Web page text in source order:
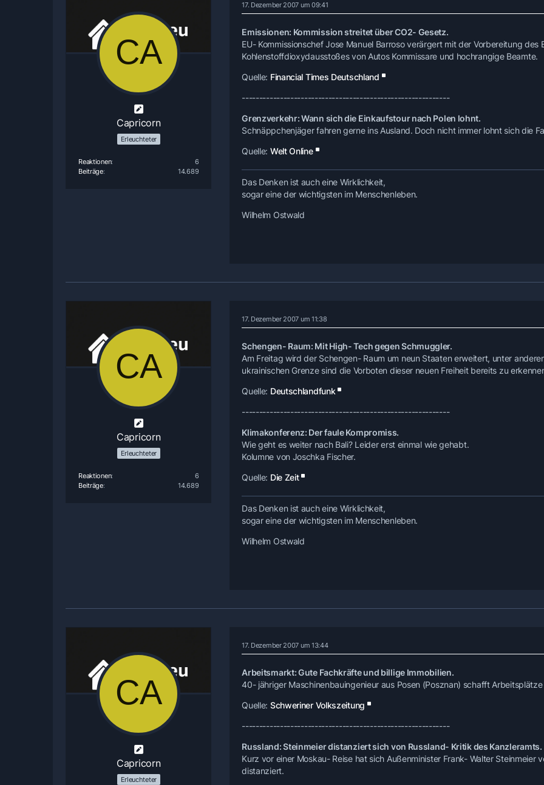
Capricorn
Erleuchteter
Reaktionen
6
Beiträge
14.689
17. Dezember 2007 um 09:41
Emissionen: Kommission streitet über CO2- Gesetz.
EU- Kommissionschef Jose Manuel Barroso verärgert mit der Vorbereitung
Kohlenstoffdioxydausstoßes von Autos Kommissare und hochrangige Beamte.
Quelle: Financial Times Deutschland
------------------------------------------------------------
Grenzverkehr: Wann sich die Einkaufstour nach Polen lohnt.
Schnäppchenjäger fahren gerne ins Ausland. Doch nicht immer lohnt sich die
Quelle: Welt Online
Das Denken ist auch eine Wirklichkeit,
sogar eine der wichtigsten im Menschenleben.
Wilhelm Ostwald
Capricorn
Erleuchteter
Reaktionen
6
Beiträge
14.689
17. Dezember 2007 um 11:38
Schengen- Raum: Mit High- Tech gegen Schmuggler.
Am Freitag wird der Schengen- Raum um neun Staaten erweitert, unter
ukrainischen Grenze sind die Vorboten dieser neuen Freiheit bereits zu
Quelle: Deutschlandfunk
------------------------------------------------------------
Klimakonferenz: Der faule Kompromiss.
Wie geht es weiter nach Bali? Leider erst einmal wie gehabt.
Kolumne von Joschka Fischer.
Quelle: Die Zeit
Das Denken ist auch eine Wirklichkeit,
sogar eine der wichtigsten im Menschenleben.
Wilhelm Ostwald
Capricorn
Erleuchteter
17. Dezember 2007 um 13:44
Arbeitsmarkt: Gute Fachkräfte und billige Immobilien.
40- jähriger Maschinenbauingenieur aus Posen (Posznan) schafft Arbeitsplätze
Quelle: Schweriner Volkszeitung
------------------------------------------------------------
Russland: Steinmeier distanziert sich von Russland- Kritik des Kanzleramts.
Kurz vor einer Moskau- Reise hat sich Außenminister Frank- Walter Steinmeier
distanziert.